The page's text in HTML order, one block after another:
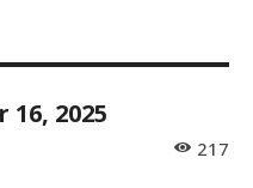
2025
217